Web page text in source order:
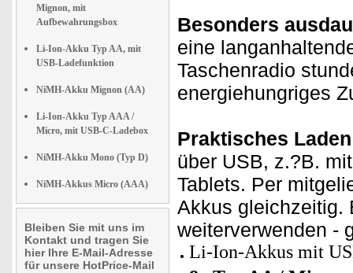
Mignon, mit
Aufbewahrungsbox
Li-Ion-Akku Typ AA, mit
USB-Ladefunktion
NiMH-Akku Mignon (AA)
Li-Ion-Akku Typ AAA /
Micro, mit USB-C-Ladebox
NiMH-Akku Mono (Typ D)
NiMH-Akkus Micro (AAA)
Bleiben Sie mit uns im
Kontakt und tragen Sie
hier Ihre E-Mail-Adresse
für unsere HotPrice-Mail
Besonders
eine
Taschenradio
energiehungriges
Praktisches
über USB, z.?B.
Tablets. Per
Akkus gleichzeitig.
weiterverwenden -
Li-Ion-Akkus mit